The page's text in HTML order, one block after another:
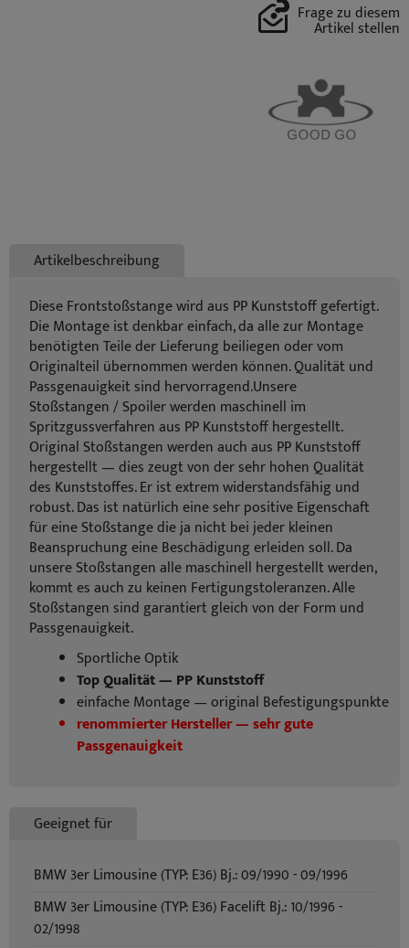
Frage zu diesem
Artikel stellen
Artikelbeschreibung
Diese Frontstoßstange wird aus PP Kunststoff gefertigt.
Die Montage ist denkbar einfach, da alle zur Montage
benötigten Teile der Lieferung beiliegen oder vom
Originalteil übernommen werden können. Qualität und
Passgenauigkeit sind hervorragend.Unsere
Stoßstangen / Spoiler werden maschinell im
Spritzgussverfahren aus PP Kunststoff hergestellt.
Original Stoßstangen werden auch aus PP Kunststoff
hergestellt — dies zeugt von der sehr hohen Qualität
des Kunststoffes. Er ist extrem widerstandsfähig und
robust. Das ist natürlich eine sehr positive Eigenschaft
für eine Stoßstange die ja nicht bei jeder kleinen
Beanspruchung eine Beschädigung erleiden soll. Da
unsere Stoßstangen alle maschinell hergestellt werden,
kommt es auch zu keinen Fertigungstoleranzen. Alle
Stoßstangen sind garantiert gleich von der Form und
Passgenauigkeit.
Sportliche Optik
Top Qualität — PP Kunststoff
einfache Montage — original Befestigungspunkte
renommierter Hersteller — sehr gute
Passgenauigkeit
Geeignet für
BMW 3er Limousine (TYP: E36) Bj.: 09/1990 - 09/1996
BMW 3er Limousine (TYP: E36) Facelift Bj.: 10/1996 -
02/1998